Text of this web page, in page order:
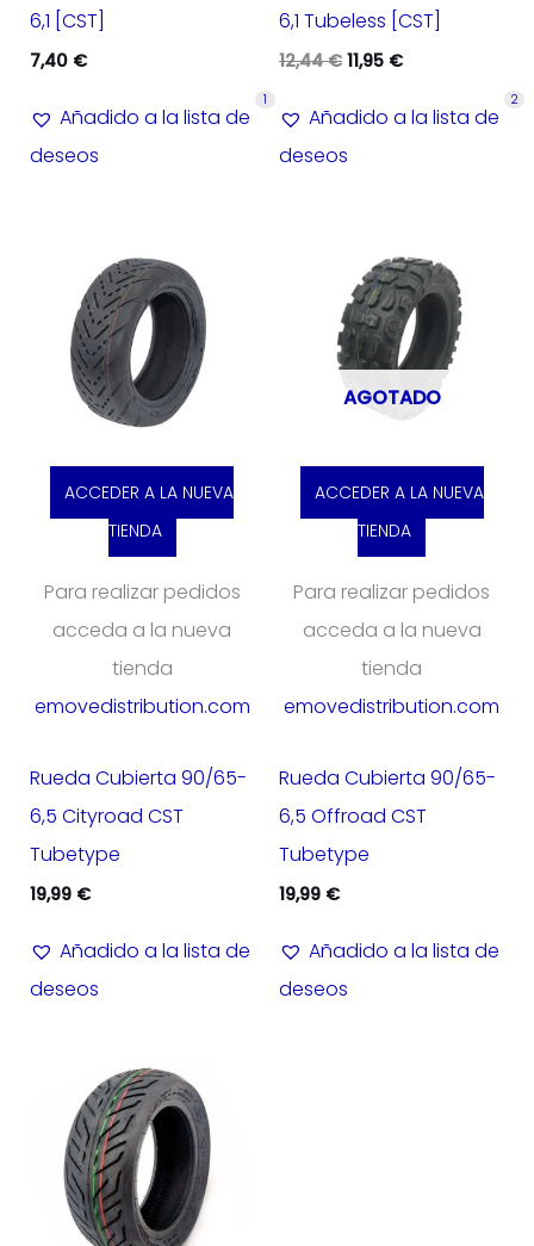
6,1 [CST]
7,40 €
Añadido a la lista de
deseos
1
6,1 Tubeless [CST]
12,44€ Original
12,44 €.
11,95 €Current
11,95 €.
Añadido a la lista de
deseos
2
ACCEDER A LA NUEVA
TIENDA
Para realizar pedidos
acceda a la nueva
tienda
emovedistribution.com
Rueda Cubierta 90/65-
6,5 Cityroad CST
Tubetype
19,99 €
Añadido a la lista de
deseos
AGOTADO
ACCEDER A LA NUEVA
TIENDA
Para realizar pedidos
acceda a la nueva
tienda
emovedistribution.com
Rueda Cubierta 90/65-
6,5 Offroad CST
Tubetype
19,99 €
Añadido a la lista de
deseos